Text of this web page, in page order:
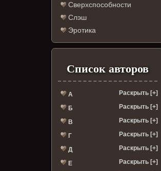
Сверхспособности
Слэш
Эротика
Список авторов
А Раскрыть [+]
Б Раскрыть [+]
В Раскрыть [+]
Г Раскрыть [+]
Д Раскрыть [+]
Е Раскрыть [+]